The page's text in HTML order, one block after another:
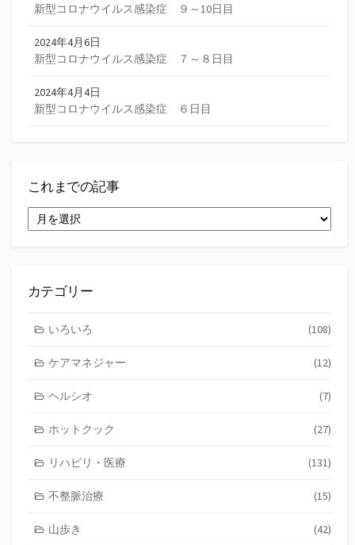
新型コロナウイルス感染症 ９～10日目
2024年4月6日
新型コロナウイルス感染症 ７～８日目
2024年4月4日
新型コロナウイルス感染症 ６日目
これまでの記事
れ
記
カテゴリー
いろいろ (108)
ケアマネジャー (12)
ヘルシオ (7)
ホットクック (27)
リハビリ・医療 (131)
不整脈治療 (15)
山歩き (42)